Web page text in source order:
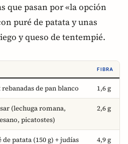
que pasan por «la opción
puré de patata y unas
y queso de tentempié.
FIBRA
rebanadas de pan blanco 1,6 g
(lechuga romana,
picatostes)
2,6 g
de patata (150 g) + judías
4,9 g